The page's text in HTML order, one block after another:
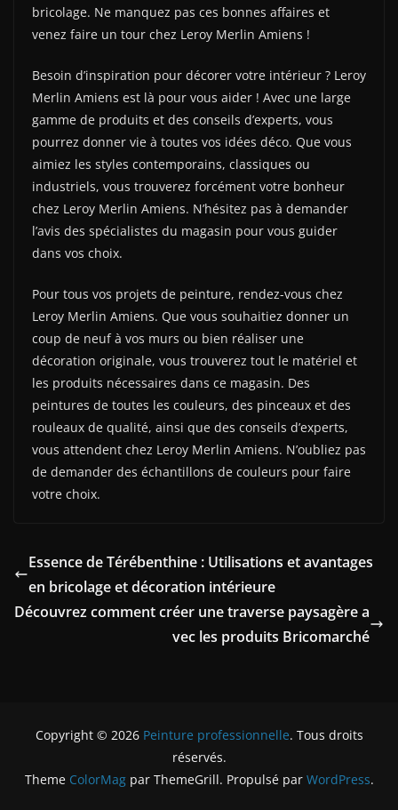
bricolage. Ne manquez pas ces bonnes affaires et
venez faire un tour chez Leroy Merlin Amiens !
Besoin d’inspiration pour décorer votre intérieur ? Leroy
Merlin Amiens est là pour vous aider ! Avec une large
gamme de produits et des conseils d’experts, vous
pourrez donner vie à toutes vos idées déco. Que vous
aimiez les styles contemporains, classiques ou
industriels, vous trouverez forcément votre bonheur
chez Leroy Merlin Amiens. N’hésitez pas à demander
l’avis des spécialistes du magasin pour vous guider
dans vos choix.
Pour tous vos projets de peinture, rendez-vous chez
Leroy Merlin Amiens. Que vous souhaitiez donner un
coup de neuf à vos murs ou bien réaliser une
décoration originale, vous trouverez tout le matériel et
les produits nécessaires dans ce magasin. Des
peintures de toutes les couleurs, des pinceaux et des
rouleaux de qualité, ainsi que des conseils d’experts,
vous attendent chez Leroy Merlin Amiens. N’oubliez pas
de demander des échantillons de couleurs pour faire
votre choix.
Essence de Térébenthine : Utilisations et avantages
en bricolage et décoration intérieure
Découvrez comment créer une traverse paysagère a
vec les produits Bricomarché
Copyright © 2026 Peinture professionnelle. Tous droits
réservés.
Theme ColorMagpar ThemeGrill. Propulsé par WordPress.